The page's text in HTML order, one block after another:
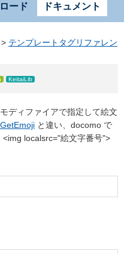
ード ドキュメント
> テンプレートタグリファレン
KeitaiLib
ディファイアで指定して絵文
と違い、docomo で
localsrc="絵文字番号">